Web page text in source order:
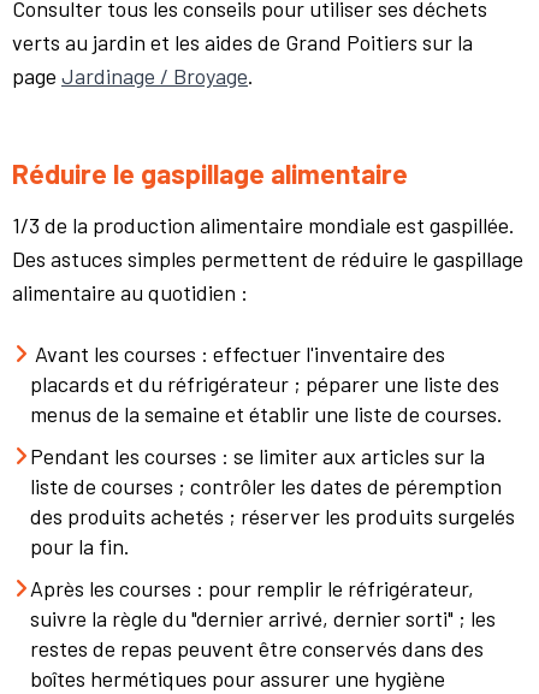
Consulter tous les conseils pour utiliser ses déchets
verts au jardin et les aides de Grand Poitiers sur la
page Jardinage / Broyage.
Réduire le gaspillage alimentaire
1/3 de la production alimentaire mondiale est gaspillée.
Des astuces simples permettent de réduire le gaspillage
alimentaire au quotidien :
Avant les courses : effectuer l'inventaire des
placards et du réfrigérateur ; péparer une liste des
menus de la semaine et établir une liste de courses.
Pendant les courses : se limiter aux articles sur la
liste de courses ; contrôler les dates de péremption
des produits achetés ; réserver les produits surgelés
pour la fin.
Après les courses : pour remplir le réfrigérateur,
suivre la règle du "dernier arrivé, dernier sorti" ; les
restes de repas peuvent être conservés dans des
boîtes hermétiques pour assurer une hygiène